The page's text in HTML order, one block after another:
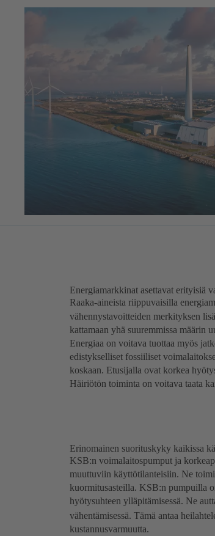
Energiamarkkinat asettavat erityisiä
Raaka-aineista riippuvaisilla
vähennystavoitteiden merkityksen
kattamaan yhä suuremmissa määrin
Energiaa on voitava tuottaa myös
edistykselliset fossiiliset
koskaan. Etusijalla ovat korkea
Häiriötön toiminta on voitava taata
Erinomainen suorituskyky kaikissa
KSB:n voimalaitospumput ja
muuttuviin käyttötilanteisiin. Ne
kuormitusasteilla. KSB:n pumpuilla
hyötysuhteen ylläpitämisessä. Ne
vähentämisessä. Tämä antaa
kustannusvarmuutta.